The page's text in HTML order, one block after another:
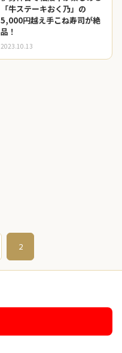
「牛ステーキおく乃」の
5,000円越え手こね寿司が絶
品！
2023.10.13
2